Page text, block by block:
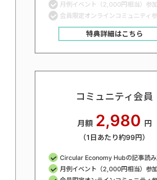
月例イベント（2,000円相当）参
会員限定オンラインコミュニティ
特典詳細はこちら
コミュニティ会員
月額 2,980 円
（1日あたり約99円）
Circular Economy Hubの記事読
月例イベント（2,000円相当）参